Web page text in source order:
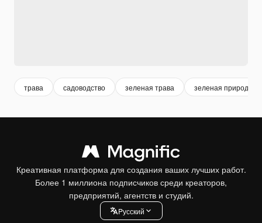
трава садоводство зеленая трава зеленая природа
Креативная платформа для создания ваших лучших работ.
Более 1 миллиона подписчиков среди креаторов,
предприятий, агентств и студий.
Pусский